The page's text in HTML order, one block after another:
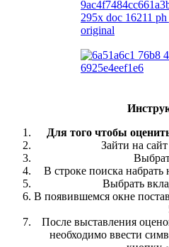
Для того чтобы
Зайти на сайт
В строке поиска
Выбрать
В появившемся окне
После выставления
необходимо ввести